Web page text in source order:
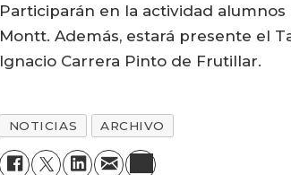
Participarán en la actividad
Montt. Además, estará presente el
Ignacio Carrera Pinto de Frutillar.
NOTICIAS ARCHIVO